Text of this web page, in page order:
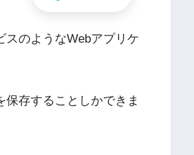
のようなWebアプリケ
存することしかできま